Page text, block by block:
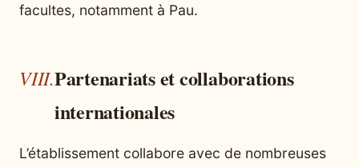
facultes, notamment à Pau.
Partenariats et collaborations
internationales
L’établissement collabore avec de nombreuses